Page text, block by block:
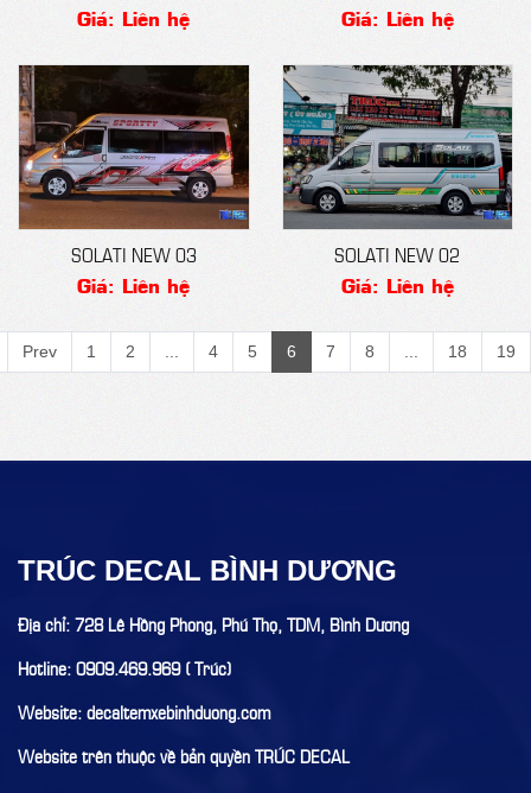
Giá: Liên hệ Giá: Liên hệ
SOLATI NEW 03
Giá: Liên hệ
SOLATI NEW 02
Giá: Liên hệ
Prev 1 2 ... 4 5 6 7 8 ... 18 19
TRÚC DECAL BÌNH DƯƠNG
Địa chỉ: 728 Lê Hồng Phong, Phú Thọ, TDM, Bình Dương
Hotline: 0909.469.969 ( Trúc)
Website: decaltemxebinhduong.com
Website trên thuộc về bản quyền TRÚC DECAL